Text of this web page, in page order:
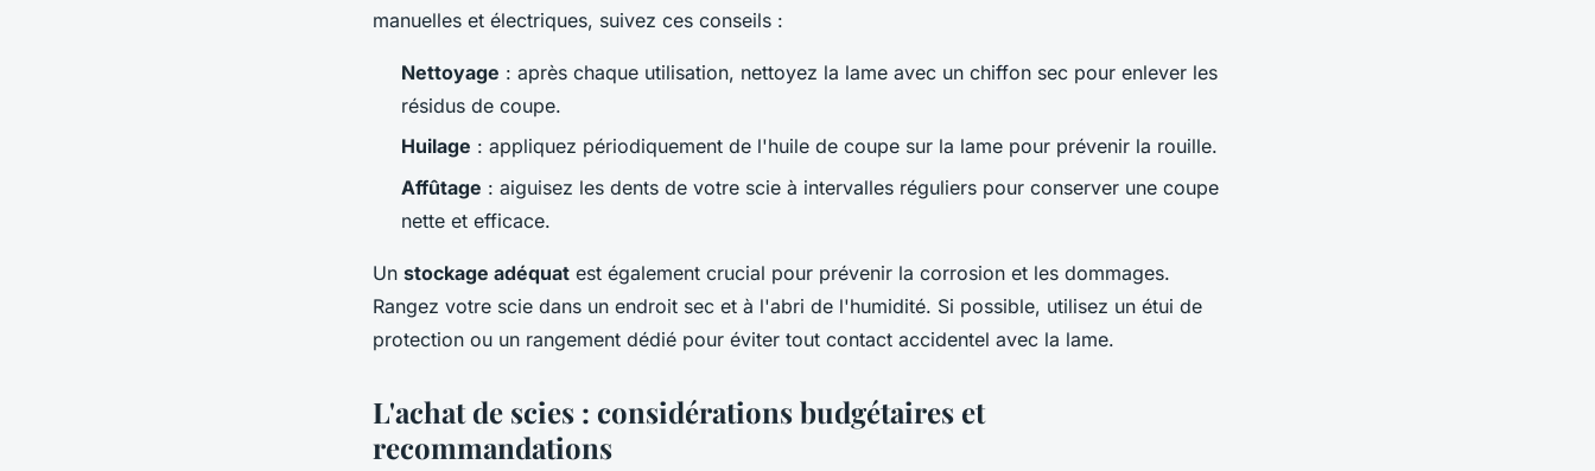
manuelles et électriques, suivez ces conseils :
Nettoyage : après chaque utilisation, nettoyez la lame avec un chiffon sec pour enlever les
résidus de coupe.
Huilage : appliquez périodiquement de l'huile de coupe sur la lame pour prévenir la rouille.
Affûtage : aiguisez les dents de votre scie à intervalles réguliers pour conserver une coupe
nette et efficace.
Un stockage adéquat est également crucial pour prévenir la corrosion et les dommages.
Rangez votre scie dans un endroit sec et à l'abri de l'humidité. Si possible, utilisez un étui de
protection ou un rangement dédié pour éviter tout contact accidentel avec la lame.
L'achat de scies : considérations budgétaires et
recommandations